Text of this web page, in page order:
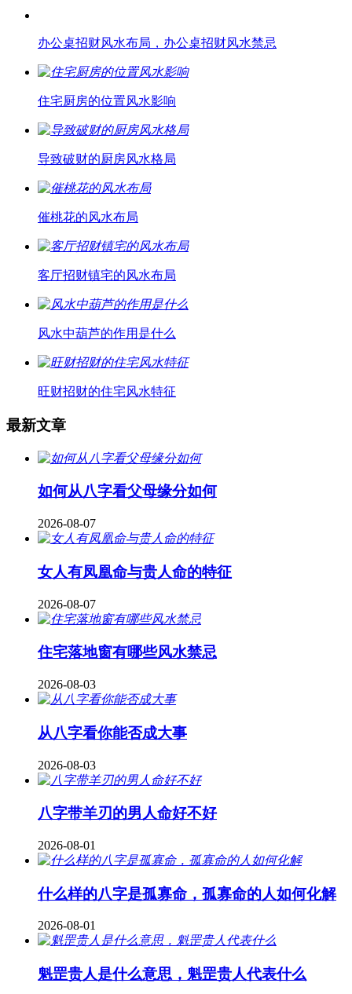
办公桌招财风水布局，办公桌招财风水禁忌
住宅厨房的位置风水影响
导致破财的厨房风水格局
催桃花的风水布局
客厅招财镇宅的风水布局
风水中葫芦的作用是什么
旺财招财的住宅风水特征
最新文章
如何从八字看父母缘分如何
2026-08-07
女人有凤凰命与贵人命的特征
2026-08-07
住宅落地窗有哪些风水禁忌
2026-08-03
从八字看你能否成大事
2026-08-03
八字带羊刃的男人命好不好
2026-08-01
什么样的八字是孤寡命，孤寡命的人如何化解
2026-08-01
魁罡贵人是什么意思，魁罡贵人代表什么